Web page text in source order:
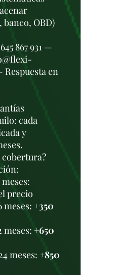
OBD)
867 931 —
en
cada
y
cobertura?
precio
+350
meses: +650
meses: +850